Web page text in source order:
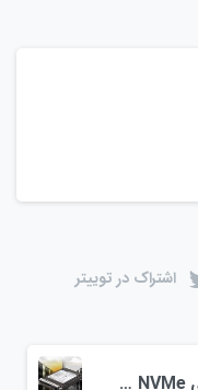
اشتراک در توییتر
برطرف کردن مشکل درایوهای SSD NVMe